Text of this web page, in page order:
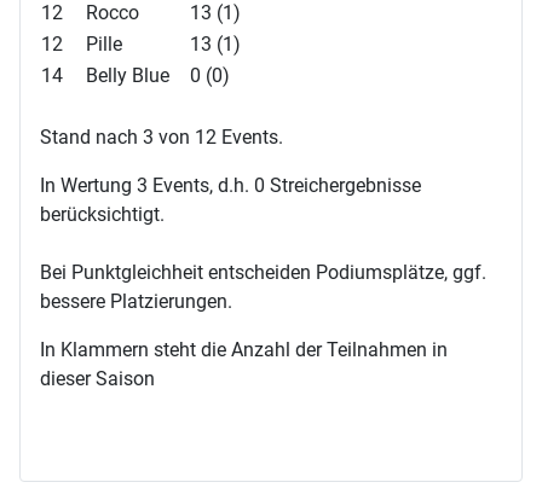
12
Rocco
13 (1)
12
Pille
13 (1)
14
Belly Blue 0 (0)
Stand nach 3 von 12 Events.
In Wertung 3 Events, d.h. 0 Streichergebnisse
berücksichtigt.
Bei Punktgleichheit entscheiden Podiumsplätze, ggf.
bessere Platzierungen.
In Klammern steht die Anzahl der Teilnahmen in
dieser Saison